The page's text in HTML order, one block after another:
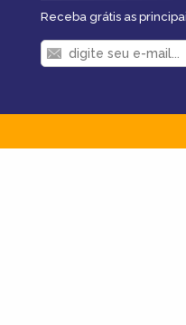
Receba grátis as